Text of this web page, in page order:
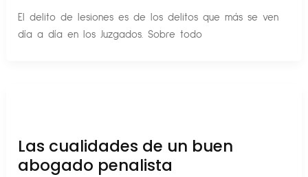
El delito de lesiones es de los delitos que más se ven
día a día en los Juzgados. Sobre todo
Las cualidades de un buen
abogado penalista